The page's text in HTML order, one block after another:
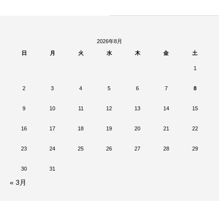
2026年8月
日
月 火 水 木 金 土
1
2 3 4 5 6 7 8
9 10 11 12 13 14 15
16 17 18 19 20 21 22
23 24 25 26 27 28 29
30 31
« 3月